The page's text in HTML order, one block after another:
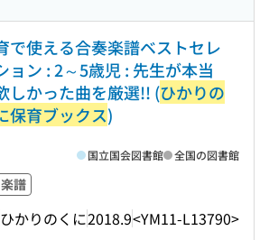
で使える合奏楽譜ベストセレ
ョン : 2～5歳児 : 先生が本当
しかった曲を厳選!! (ひかりの
保育ブックス)
楽譜
ひかりのくに2018.9<YM11-L13790>
国立国会図書館 全国の図書館